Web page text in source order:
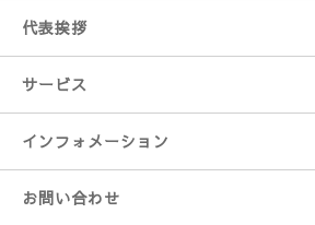
代表挨拶
サービス
インフォメーション
お問い合わせ